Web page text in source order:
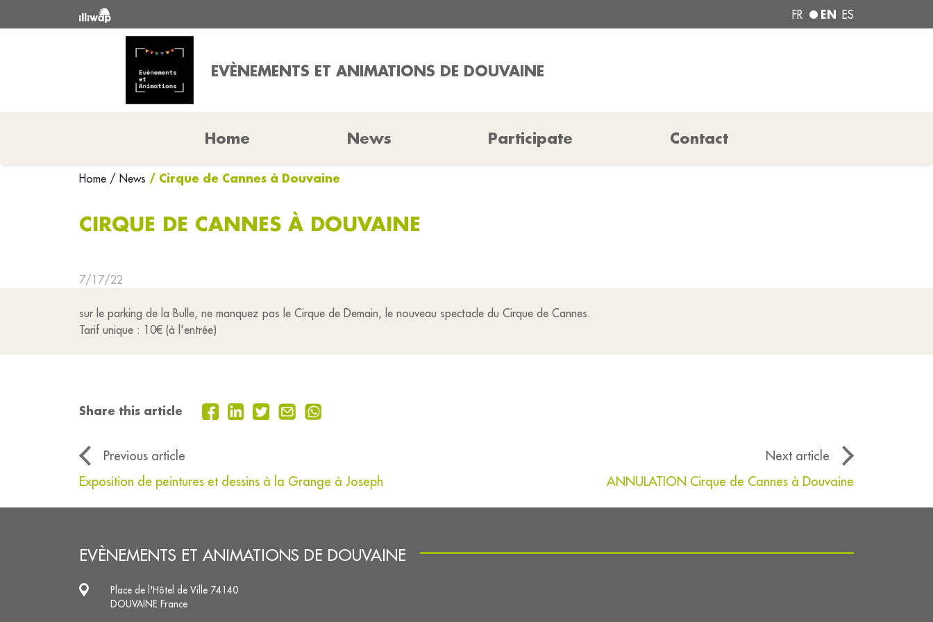
FR EN ES
EVÈNEMENTS ET ANIMATIONS DE DOUVAINE
Home News Participate Contact
Home / News / Cirque de Cannes à Douvaine
CIRQUE DE CANNES À DOUVAINE
7/17/22
sur le parking de la Bulle, ne manquez pas le Cirque de Demain, le nouveau spectacle du Cirque de Cannes.
Tarif unique : 10€ (à l'entrée)
Share this article
Previous article
Next article
Exposition de peintures et dessins à la Grange à Joseph
ANNULATION Cirque de Cannes à Douvaine
EVÈNEMENTS ET ANIMATIONS DE DOUVAINE
Place de l'Hôtel de Ville 74140
DOUVAINE France